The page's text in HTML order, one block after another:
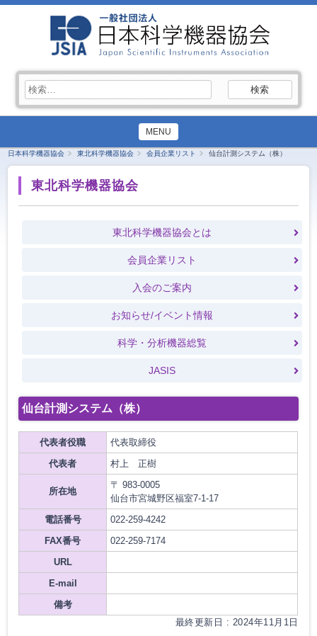
索:
MENU
日本科学機器協会 東北科学機器協会 会員企業リスト 仙台計測システム（株）
東北科学機器協会
東北科学機器協会とは
会員企業リスト
入会のご案内
お知らせ/イベント情報
科学・分析機器総覧
JASIS
仙台計測システム（株）
代表者役職
代表取締役
代表者
村上 正樹
所在地
〒 983-0005
仙台市宮城野区福室7-1-17
電話番号
022-259-4242
FAX番号
022-259-7174
URL
E-mail
備考
最終更新日 : 2024年11月1日